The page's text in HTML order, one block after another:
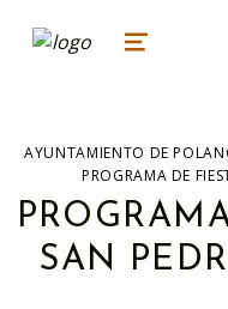
AYUNTAMIENTO DE POLANCO MENU
AYUNTAMIENTO DE
PROGRAMA DE
SAN